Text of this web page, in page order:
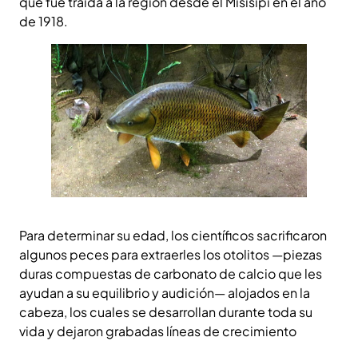
de 1918.
Para determinar su edad, los científicos sacrificaron
algunos peces para extraerles los otolitos —piezas
duras compuestas de carbonato de calcio que les
ayudan a su equilibrio y audición— alojados en la
cabeza, los cuales se desarrollan durante toda su
vida y dejaron grabadas líneas de crecimiento